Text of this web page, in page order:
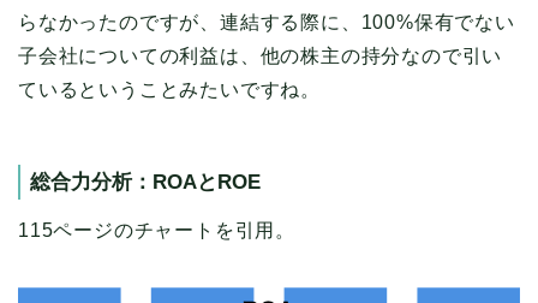
らなかったのですが、連結する際に、100%保有でない
子会社についての利益は、他の株主の持分なので引い
ているということみたいですね。
総合力分析：ROAとROE
115ページのチャートを引用。